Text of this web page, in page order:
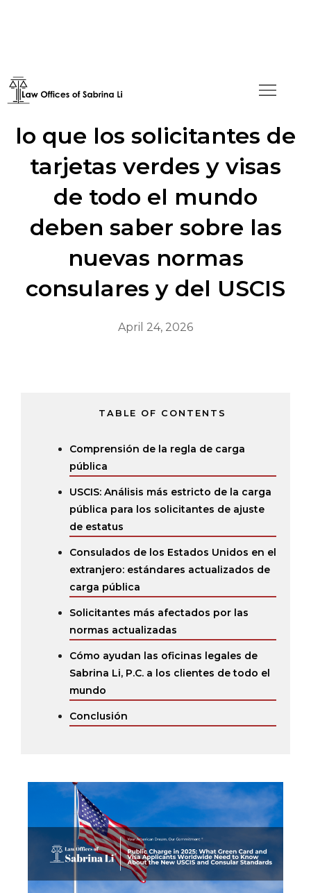
Carga pública en 2025:
lo que los solicitantes de
tarjetas verdes y visas
de todo el mundo
deben saber sobre las
nuevas normas
consulares y del USCIS
April 24, 2026
TABLE OF CONTENTS
Comprensión de la regla de carga
pública
USCIS: Análisis más estricto de la carga
pública para los solicitantes de ajuste
de estatus
Consulados de los Estados Unidos en el
extranjero: estándares actualizados de
carga pública
Solicitantes más afectados por las
normas actualizadas
Cómo ayudan las oficinas legales de
Sabrina Li, P.C. a los clientes de todo el
mundo
Conclusión